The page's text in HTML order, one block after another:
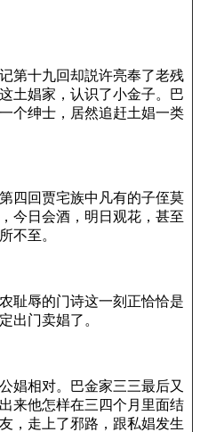
第十九回却説许亮奉了老残
土娼家，认识了小金子。巴
个绅士，居然追赶土娼一类
四回贾宅族中凡有的子侄莫
今日会酒，明日观花，甚至
不至。
耻辱的门诗这一刻正恰恰是
出门卖娼了。
娼相对。巴金家三三最后又
来他怎样在三四个月里面结
，走上了邪路，跟私娼发生